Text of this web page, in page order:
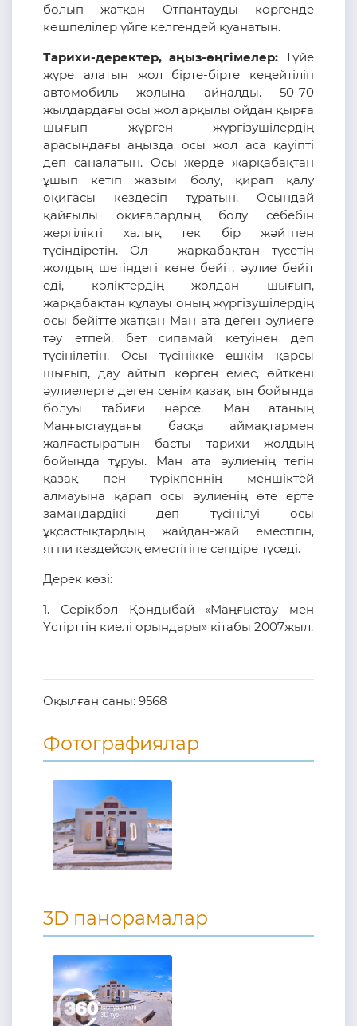
болып жатқан Отпантауды көргенде
көшпелілер үйге келгендей қуанатын.
Тарихи-деректер, аңыз-әңгімелер: Түйе
жүре алатын жол бірте-бірте кеңейтіліп
автомобиль жолына айналды. 50-70
жылдардағы осы жол арқылы ойдан қырға
шығып жүрген жүргізушілердің
арасындағы аңызда осы жол аса қауіпті
деп саналатын. Осы жерде жарқабақтан
ұшып кетіп жазым болу, қирап қалу
оқиғасы кездесіп тұратын. Осындай
қайғылы оқиғалардың болу себебін
жергілікті халық тек бір жәйтпен
түсіндіретін. Ол – жарқабақтан түсетін
жолдың шетіндегі көне бейіт, әулие бейіт
еді, көліктердің жолдан шығып,
жарқабақтан құлауы оның жүргізушілердің
осы бейітте жатқан Ман ата деген әулиеге
тәу етпей, бет сипамай кетуінен деп
түсінілетін. Осы түсінікке ешкім қарсы
шығып, дау айтып көрген емес, өйткені
әулиелерге деген сенім қазақтың бойында
болуы табиғи нәрсе. Ман атаның
Маңғыстаудағы басқа аймақтармен
жалғастыратын басты тарихи жолдың
бойында тұруы. Ман ата әулиенің тегін
қазақ пен түрікпеннің меншіктей
алмауына қарап осы әулиенің өте ерте
замандардікі деп түсінілуі осы
ұқсастықтардың жайдан-жай еместігін,
яғни кездейсоқ еместігіне сендіре түседі.
Дерек көзі:
1. Серікбол Қондыбай «Маңғыстау мен
Үстірттің киелі орындары» кітабы 2007жыл.
Оқылған саны: 9568
Фотографиялар
3D панорамалар